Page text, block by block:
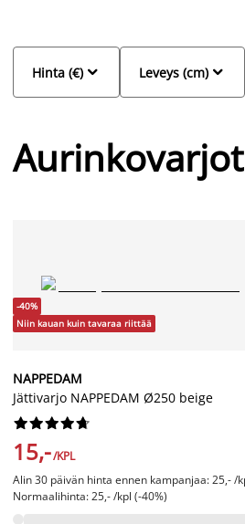

Hinta (€) 
Leveys (cm)
Aurinkovarjot
-40%
Niin kauan kuin tavaraa riittää
NAPPEDAM
Jättivarjo NAPPEDAM Ø250 beige






15,-/KPL
Alin 30 päivän hinta ennen kampanjaa: 25,- /
Normaalihinta: 25,- /kpl (-40%)